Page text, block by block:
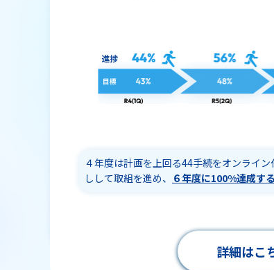
４年度は計画を上回る44手続をオンライ
しして取組を進め、
６年度に100%達成す
詳細はこ